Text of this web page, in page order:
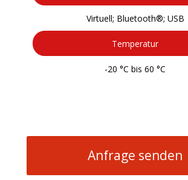
Virtuell; Bluetooth®; USB
Temperatur
-20 °C bis 60 °C
Anfrage senden